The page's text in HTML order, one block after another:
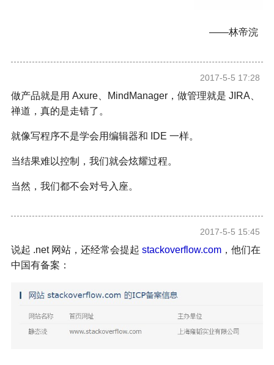
——林帝浣
2017-5-5 17:28
做产品就是用 Axure、MindManager，做管理就是 JIRA、
禅道，真的是走错了。
就像写程序不是学会用编辑器和 IDE 一样。
当结果难以控制，我们就会炫耀过程。
当然，我们都不会对号入座。
2017-5-5 15:45
说起 .net 网站，还经常会提起 stackoverflow.com，他们在
中国有备案：